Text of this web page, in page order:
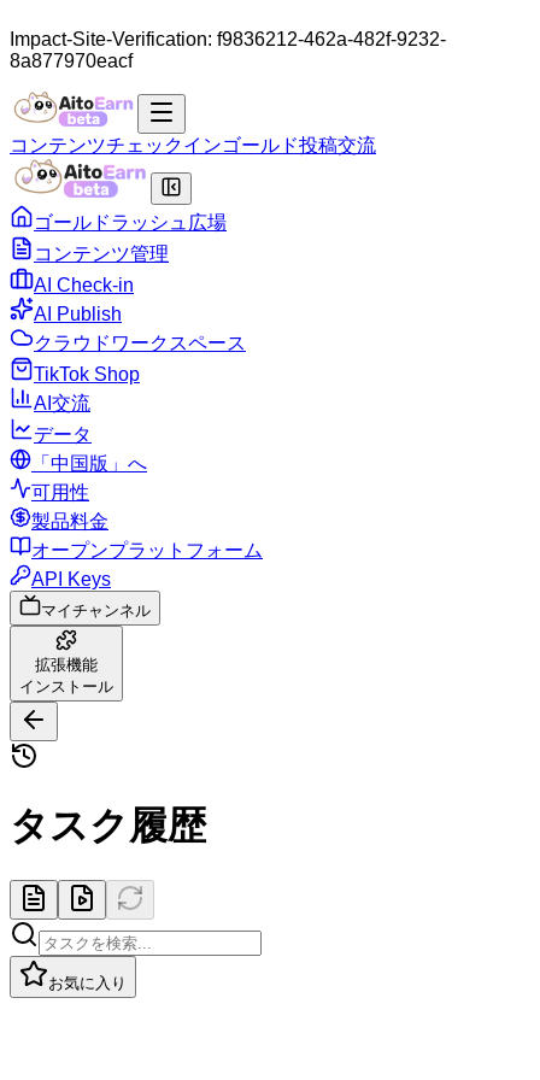
Impact-Site-Verification: f9836212-462a-482f-9232-
8a877970eacf
コンテンツチェックインゴールド投稿交流
ゴールドラッシュ広場
コンテンツ管理
AI Check-in
AI Publish
クラウドワークスペース
TikTok Shop
AI交流
データ
「中国版」へ
可用性
製品料金
オープンプラットフォーム
API Keys
マイチャンネル
拡張機能
インストール
タスク履歴
お気に入り